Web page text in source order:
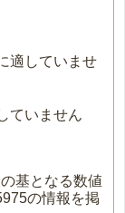
適していませ
ていません
基となる数値
の情報を掲